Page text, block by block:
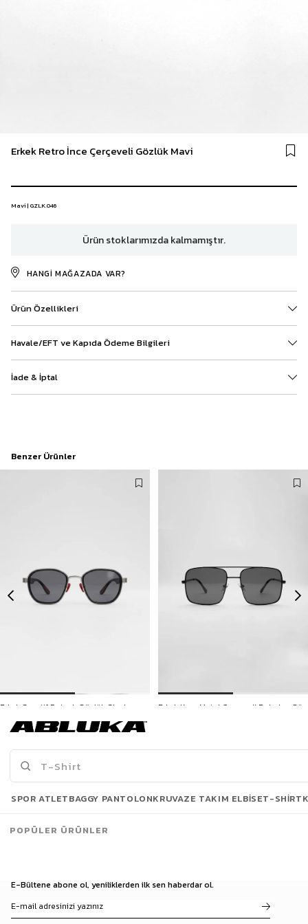
Erkek Retro İnce Çerçeveli Gözlük Mavi
Mavi | GZLK.046
Ürün stoklarımızda kalmamıştır.
HANGI MAĞAZADA VAR?
Ürün Özellikleri
Havale/EFT ve Kapıda Ödeme Bilgileri
İade & İptal
Benzer Ürünler
Erkek Sportif Detaylı Gözlük Siyah
599,90 TL
Son Bakılanlar
E-Bültene abone ol, yeniliklerden ilk sen haberdar ol.
SPOR ATLETBAGGY PANTOLONKRUVAZE TAKIM ELBISET-SHIRT
POPÜLER ÜRÜNLER